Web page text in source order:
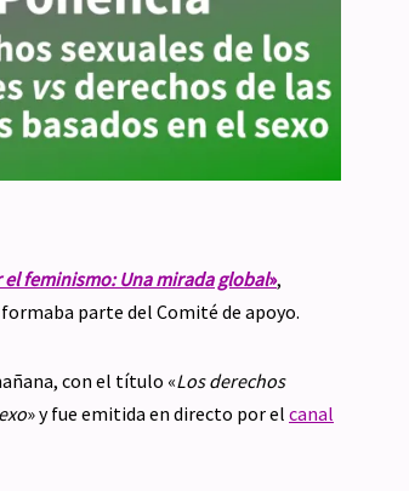
el feminismo: Una mirada global»,
formaba parte del Comité de apoyo.
con el título «Los derechos
» y fue emitida en directo por el canal